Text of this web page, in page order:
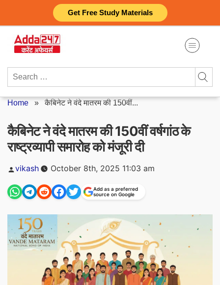
Get Free Study Materials
content
Search
Home »कैबिनेट ने वंदे मातरम की 150वीं...
कैबिनेट ने वंदे मातरम की 150वीं वर्षगांठ के
राष्ट्रव्यापी समारोह को मंजूरी दी
Posted
vikash October 8th, 2025 11:03 am
Add as a preferred
source on Google